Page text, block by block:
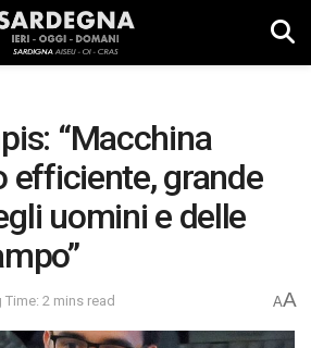
“Macchina
efficiente, grande
uomini e delle
Time: 2 mins read AA